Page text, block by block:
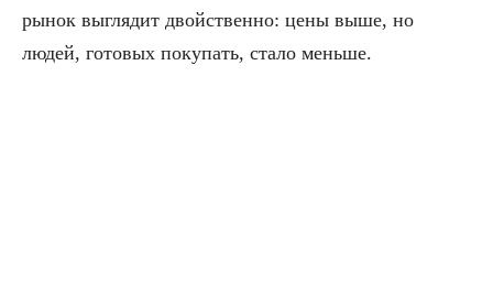
рынок выглядит двойственно: цены выше, но
людей, готовых покупать, стало меньше.